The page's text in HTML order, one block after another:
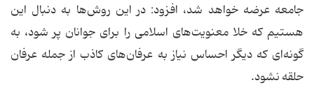
جامعه عرضه خواهد شد، افزود: در این روش‌ها به دنبال این
هستیم که خلا معنویت‌های اسلامی را برای جوانان پر شود، به
گونه‌ای که دیگر احساس نیاز به عرفان‌های کاذب از جمله عرفان
حلقه نشود.